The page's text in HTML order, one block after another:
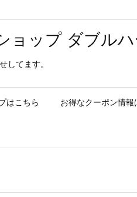
ョップ ダブル
してます。
はこちら お得なクーポン情報